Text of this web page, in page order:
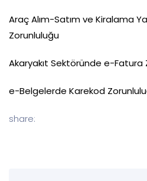
Araç Alım-Satım ve Kiralama
Zorunluluğu
Akaryakıt Sektöründe e-Fatura
e-Belgelerde Karekod
share: